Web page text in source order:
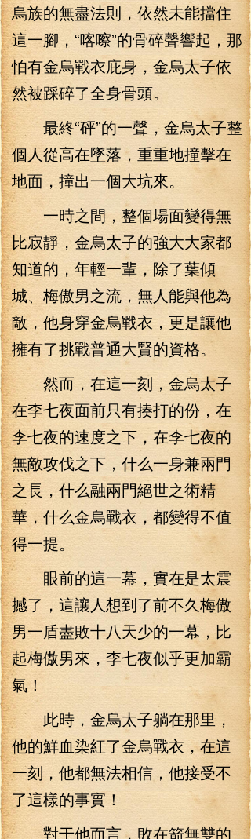
烏族的無盡法則，依然未能擋住
這一腳，“喀嚓”的骨碎聲響起，那
怕有金烏戰衣庇身，金烏太子依
然被踩碎了全身骨頭。
最終“砰”的一聲，金烏太子整
個人從高在墜落，重重地撞擊在
地面，撞出一個大坑來。
一時之間，整個場面變得無
比寂靜，金烏太子的強大大家都
知道的，年輕一輩，除了葉傾
城、梅傲男之流，無人能與他為
敵，他身穿金烏戰衣，更是讓他
擁有了挑戰普通大賢的資格。
然而，在這一刻，金烏太子
在李七夜面前只有揍打的份，在
李七夜的速度之下，在李七夜的
無敵攻伐之下，什么一身兼兩門
之長，什么融兩門絕世之術精
華，什么金烏戰衣，都變得不值
得一提。
眼前的這一幕，實在是太震
撼了，這讓人想到了前不久梅傲
男一盾盡敗十八天少的一幕，比
起梅傲男來，李七夜似乎更加霸
氣！
此時，金烏太子躺在那里，
他的鮮血染紅了金烏戰衣，在這
一刻，他都無法相信，他接受不
了這樣的事實！
對于他而言，敗在箭無雙的